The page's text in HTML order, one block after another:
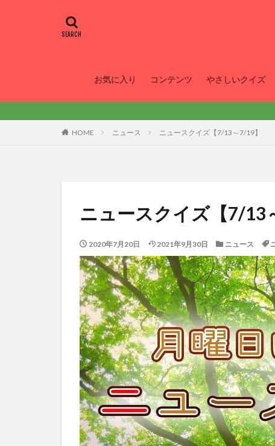
お気に入り コンテンツ やさしいクイズ
HOME ニュース ニュースクイズ【7/13～7/19】
ニュースクイズ【7/13
2020年7月20日 2021年9月30日 ニュース